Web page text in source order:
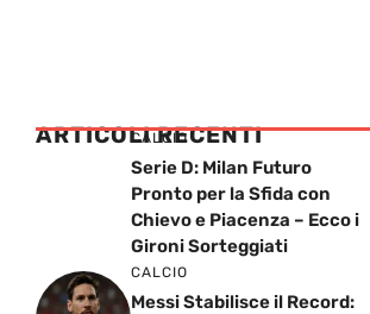
ARTICOLI RECENTI
CALCIO
Serie D: Milan Futuro
Pronto per la Sfida con
Chievo e Piacenza – Ecco i
Gironi Sorteggiati
CALCIO
Messi Stabilisce il Record: